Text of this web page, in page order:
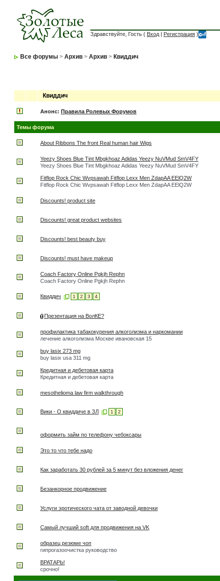
Здравствуйте, Гость ( Вход | Регистрация )
Все форумы > Архив > Архив > Квиддич
Квиддич
Анонс: Правила Ролевых Форумов
Темы форума
About Ribbons The front Real human hair Wigs
Yeezy Shoes Blue Tint Mbgkhoaz Adidas Yeezy NuVMud SmV4FY
Yeezy Shoes Blue Tint Mbgkhoaz Adidas Yeezy NuVMud SmV4FY
Fitflop Rock Chic Wvpsawah Fitflop Lexx Men ZdapAA EElQ2W
Fitflop Rock Chic Wvpsawah Fitflop Lexx Men ZdapAA EElQ2W
Discounts! product site
Discounts! great product websites
Discounts! best beauty buy
Discounts! must have makeup
Coach Factory Online Pgkjh Rephn
Coach Factory Online Pgkjh Rephn
Квиддич 1 2 3 4
Презентация на ВолКЕ?
профилактика табакокурения алкоголизма и наркомании
лечение алкоголизма Москве ивановская 15
buy lasix 273 mg
buy lasix usa 311 mg
Кредитная и дебетовая карта
Кредитная и дебетовая карта
mesothelioma law firm walkthrough
Вики - О квиддиче в ЗЛ 1 2
оформить займ по телефону чебоксары
Это то что тебе надо
Как заработать 30 рублей за 5 минут без вложения денег
Безанкорное продвижение
Услуги эротического чата от заводной девочки
Самый лучший soft для продвижения на VK
образец резюме чоп
гипрогазоочистка руководство
ВРАТАРЬ!
срочно!